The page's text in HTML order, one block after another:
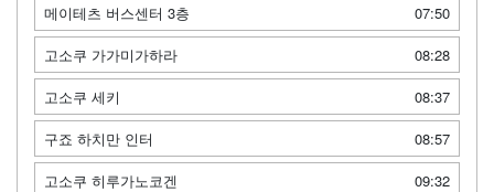
메이테츠 버스센터 3층
07:50
고소쿠 가가미가하라
08:28
고소쿠 세키
08:37
구죠 하치만 인터
08:57
고소쿠 히루가노코겐
09:32